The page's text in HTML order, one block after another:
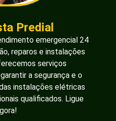
Predial
emergencial 24
reparos e instalações
serviços
a segurança e o
instalações elétricas
qualificados. Ligue